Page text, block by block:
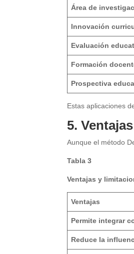
Área de
Innovación
Evaluación
Formación
Prospectiva
Estas aplicaciones
5.
Aunque el método
Tabla 3
Ventajas y
Ventajas
Permite integrar
Reduce la